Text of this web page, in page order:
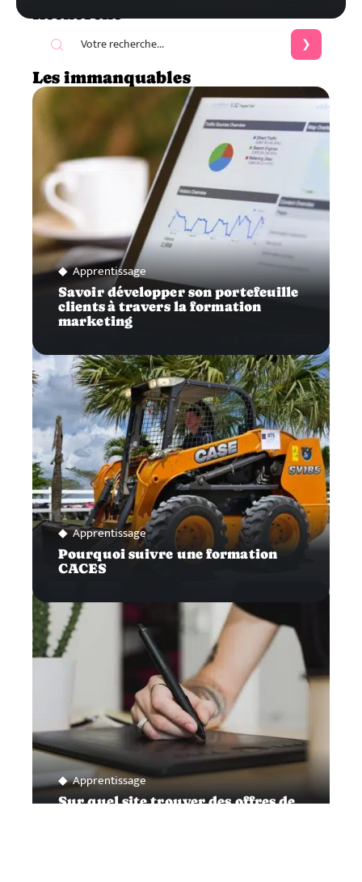
Recherche
Les immanquables
Apprentissage
Savoir développer son portefeuille
clients à travers la formation
marketing
Apprentissage
Pourquoi suivre une formation
CACES
Apprentissage
Sur quel site trouver des offres de